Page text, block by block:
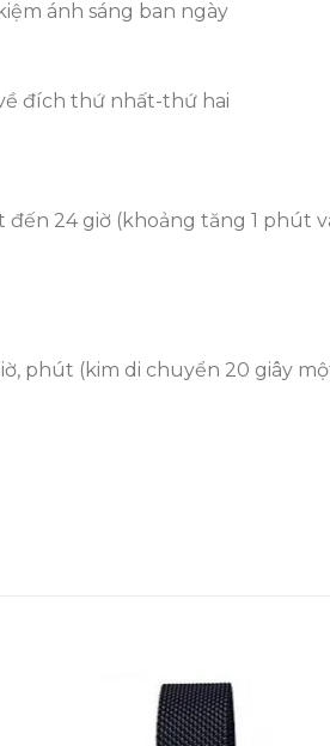
ánh sáng ban ngày
đích thứ nhất-thứ hai
24 giờ (khoảng tăng 1 phút
phút (kim di chuyển 20 giây